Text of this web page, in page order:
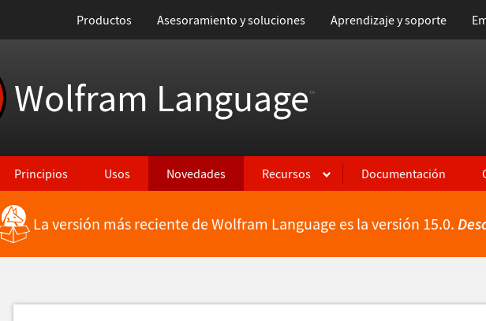
Productos Asesoramiento y soluciones Aprendizaje y soporte
Wolfram Language™
Principios Usos Novedades Recursos Documentación
Características más recientes
La versión más reciente de Wolfram Language es la versión 15.0.